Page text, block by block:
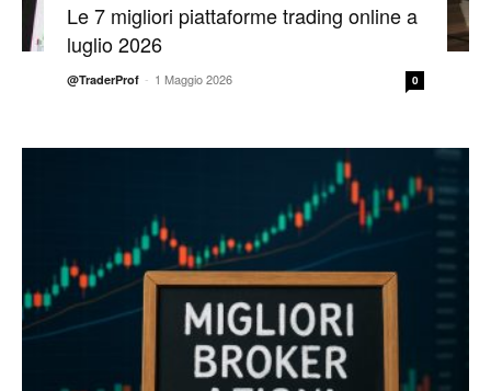
Le 7 migliori piattaforme trading online a
luglio 2026
@TraderProf - 1 Maggio 2026 0